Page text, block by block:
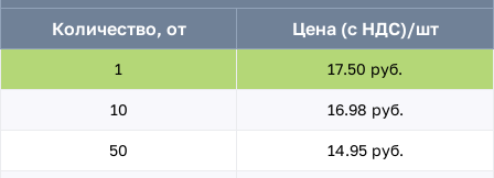
Количество, от
Цена (с НДС)/шт
1 17.50 руб.
10 16.98 руб.
50 14.95 руб.